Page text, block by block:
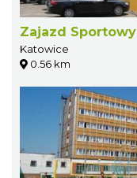
Zajazd Sportowy
Katowice
0.56 km